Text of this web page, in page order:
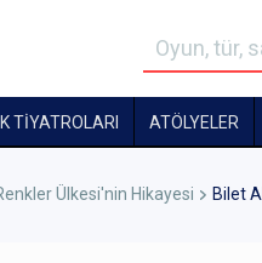
TIYATROLARI ATÖLYELER
Ülkesi'nin Hikayesi Bilet Al